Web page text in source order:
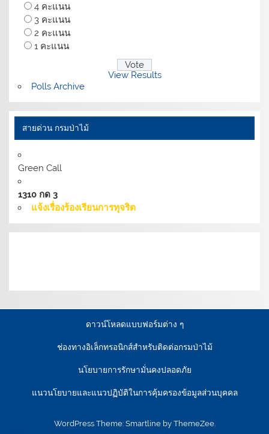
4 คะแนน
3 คะแนน
2 คะแนน
1 คะแนน
View Results
Polls Archive
สายด่วน กรมป่าไม้
Green Call
1310 กด 3
แจ้งเรื่องร้องเรียนการทุจริต
ดาวน์โหลดแบบฟอร์มต่าง ๆ
ช่องทางอิเล็กทรอนิกส์สำหรับติดต่อกรมป่าไม้
นโยบายการรักษามั่นคงปลอดภัย
แนวนโยบายและแนวปฏิบัติในการคุ้มครองข้อมูลส่วนบุคคล
WordPress Theme: Smartline by ThemeZee.